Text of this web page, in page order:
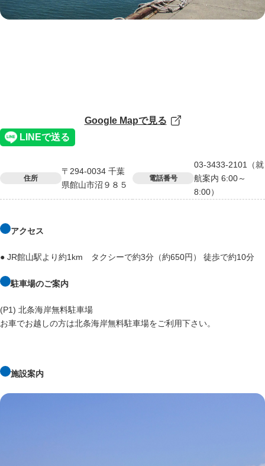
Google Mapで見る
住所
〒294-0034 千葉
県館山市沼９８５
電話番号
03-3433-2101（就
航案内 6:00～
8:00）
アクセス
● JR館山駅より約1km タクシーで約3分（約650円） 徒歩で約10分
駐車場のご案内
(P1) 北条海岸無料駐車場
お車でお越しの方は北条海岸無料駐車場をご利用下さい。
施設案内